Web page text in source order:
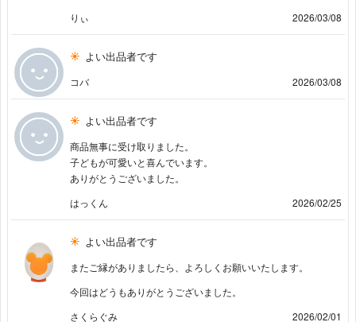
りぃ
2026/03/08
よい出品者です
コバ 2026/03/08
よい出品者です
商品無事に受け取りました。
子どもが可愛いと喜んでいます。
ありがとうございました。
はっくん
2026/02/25
よい出品者です
またご縁がありましたら、よろしくお願いいたします。
今回はどうもありがとうございました。
さくらぐみ
2026/02/01